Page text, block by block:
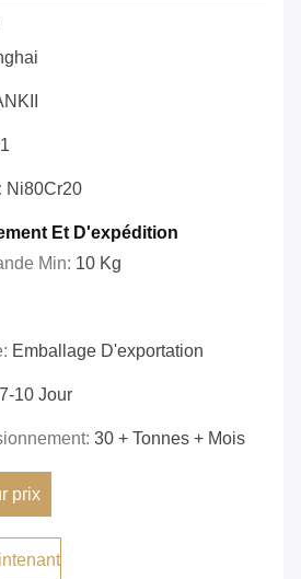
Ni80Cr20
Et D'expédition
Min: 10 Kg
Emballage D'exportation
7-10 Jour
30 + Tonnes + Mois
prix